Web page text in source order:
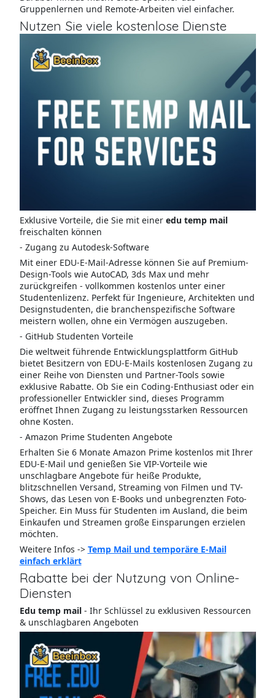
Gruppenlernen und Remote-Arbeiten viel einfacher.
Nutzen Sie viele kostenlose Dienste
Exklusive Vorteile, die Sie mit einer edu temp mail
freischalten können
- Zugang zu Autodesk-Software
Mit einer EDU-E-Mail-Adresse können Sie auf Premium-
Design-Tools wie AutoCAD, 3ds Max und mehr
zurückgreifen - vollkommen kostenlos unter einer
Studentenlizenz. Perfekt für Ingenieure, Architekten und
Designstudenten, die branchenspezifische Software
meistern wollen, ohne ein Vermögen auszugeben.
- GitHub Studenten Vorteile
Die weltweit führende Entwicklungsplattform GitHub
bietet Besitzern von EDU-E-Mails kostenlosen Zugang zu
einer Reihe von Diensten und Partner-Tools sowie
exklusive Rabatte. Ob Sie ein Coding-Enthusiast oder ein
professioneller Entwickler sind, dieses Programm
eröffnet Ihnen Zugang zu leistungsstarken Ressourcen
ohne Kosten.
- Amazon Prime Studenten Angebote
Erhalten Sie 6 Monate Amazon Prime kostenlos mit Ihrer
EDU-E-Mail und genießen Sie VIP-Vorteile wie
unschlagbare Angebote für heiße Produkte,
blitzschnellen Versand, Streaming von Filmen und TV-
Shows, das Lesen von E-Books und unbegrenzten Foto-
Speicher. Ein Muss für Studenten im Ausland, die beim
Einkaufen und Streamen große Einsparungen erzielen
möchten.
Weitere Infos -> Temp Mail und temporäre E-Mail
einfach erklärt
Rabatte bei der Nutzung von Online-
Diensten
Edu temp mail- Ihr Schlüssel zu exklusiven Ressourcen
& unschlagbaren Angeboten